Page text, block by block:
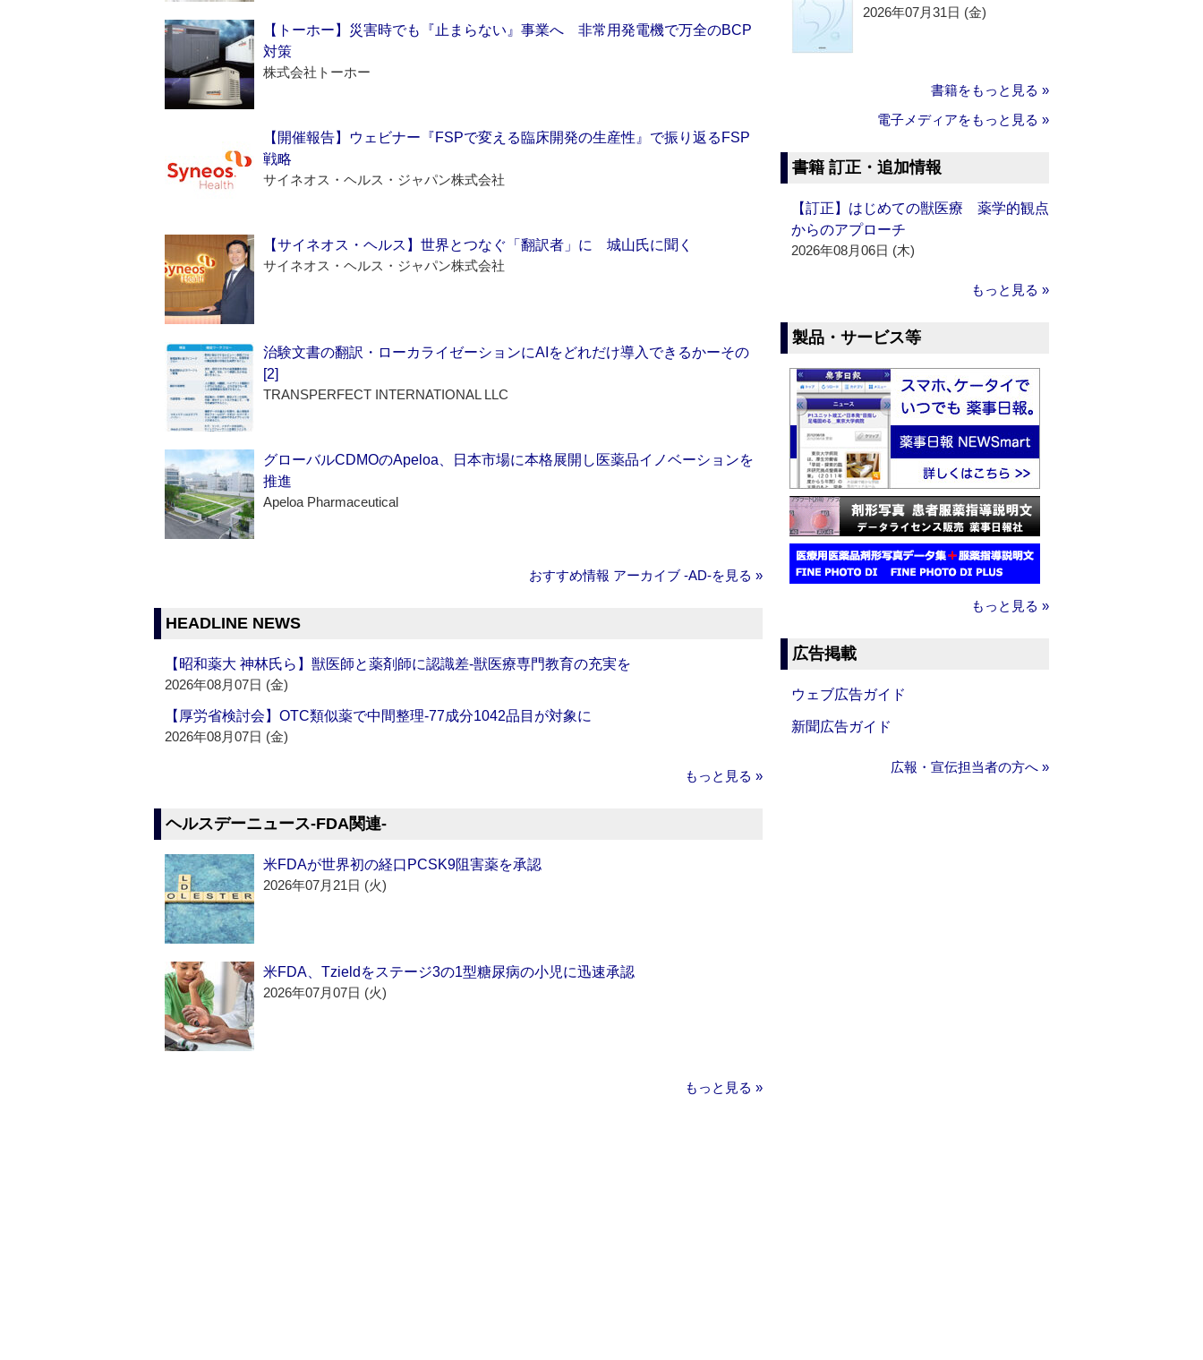
【トーホー】災害時でも『止まらない』事業へ 非常用発電機で万全のBCP
対策
株式会社トーホー
【開催報告】ウェビナー『FSPで変える臨床開発の生産性』で振り返るFSP
戦略
サイネオス・ヘルス・ジャパン株式会社
【サイネオス・ヘルス】世界とつなぐ「翻訳者」に 城山氏に聞く
サイネオス・ヘルス・ジャパン株式会社
治験文書の翻訳・ローカライゼーションにAIをどれだけ導入できるかーその
[2]
TRANSPERFECT INTERNATIONAL LLC
グローバルCDMOのApeloa、日本市場に本格展開し医薬品イノベーションを
推進
Apeloa Pharmaceutical
おすすめ情報 アーカイブ ‐AD‐を見る »
HEADLINE NEWS
【昭和薬大 神林氏ら】獣医師と薬剤師に認識差‐獣医療専門教育の充実を
2026年08月07日 (金)
【厚労省検討会】OTC類似薬で中間整理‐77成分1042品目が対象に
2026年08月07日 (金)
もっと見る »
ヘルスデーニュース‐FDA関連‐
米FDAが世界初の経口PCSK9阻害薬を承認
2026年07月21日 (火)
米FDA、Tzieldをステージ3の1型糖尿病の小児に迅速承認
2026年07月07日 (火)
もっと見る »
2026年07月31日 (金)
書籍をもっと見る »
電子メディアをもっと見る »
書籍 訂正・追加情報
【訂正】はじめての獣医療 薬学的観点
からのアプローチ
2026年08月06日 (木)
もっと見る »
製品・サービス等
もっと見る »
広告掲載
ウェブ広告ガイド
新聞広告ガイド
広報・宣伝担当者の方へ »